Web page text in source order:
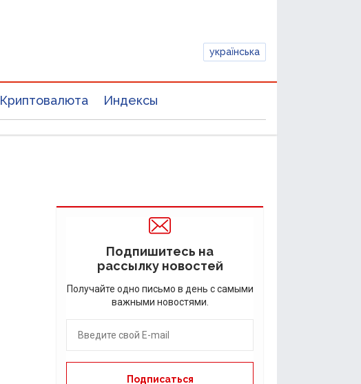
українська
Криптовалюта Индексы
Подпишитесь на
рассылку новостей
Получайте одно письмо в день с самыми
важными новостями.